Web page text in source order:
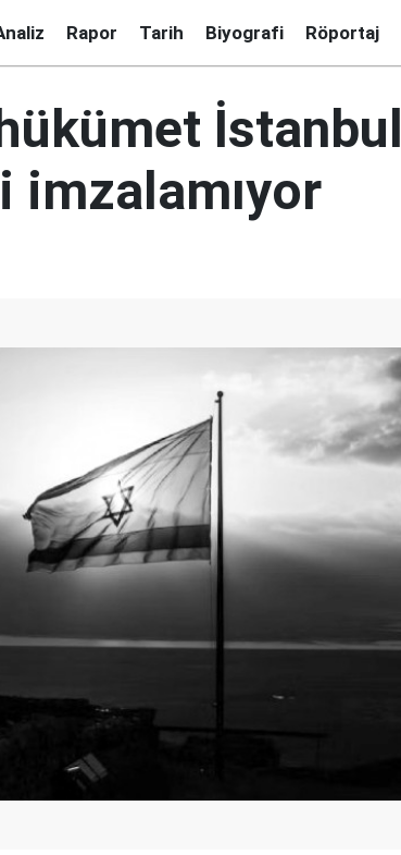
Rapor Tarih Biyografi Röportaj
İstanbul
imzalamıyor